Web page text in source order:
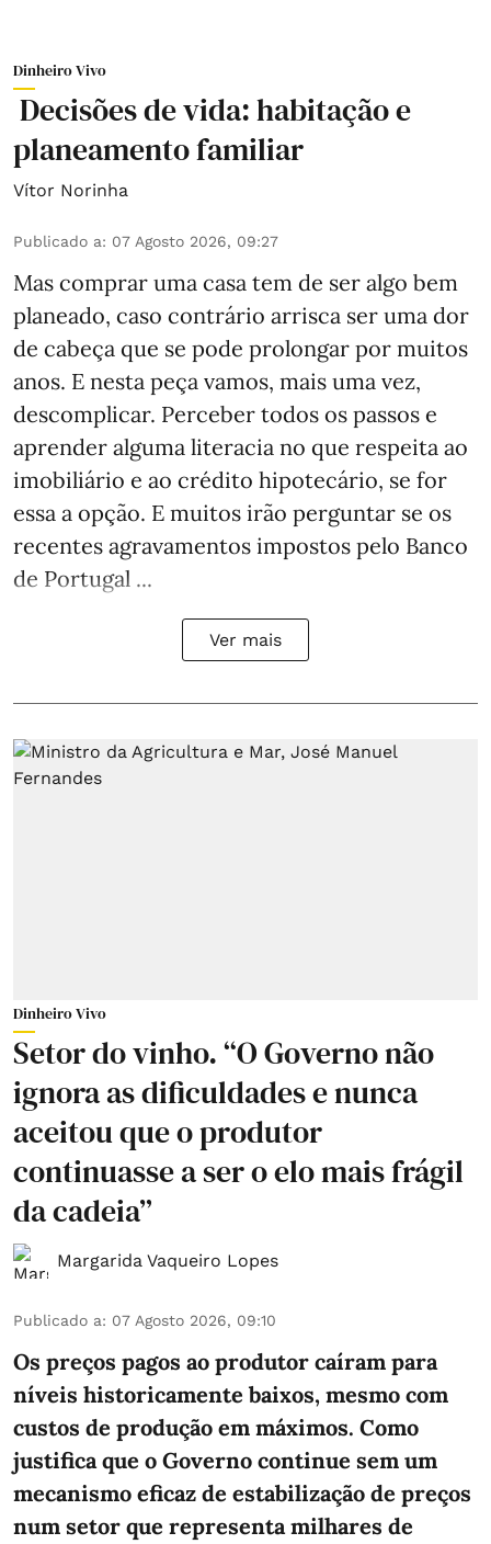
Dinheiro Vivo
Decisões de vida: habitação e
planeamento familiar
Vítor Norinha
Publicado a: 07 Agosto 2026, 09:27
Mas comprar uma casa tem de ser algo bem
planeado, caso contrário arrisca ser uma dor
de cabeça que se pode prolongar por muitos
anos. E nesta peça vamos, mais uma vez,
descomplicar. Perceber todos os passos e
aprender alguma literacia no que respeita ao
imobiliário e ao crédito hipotecário, se for
essa a opção. E muitos irão perguntar se os
recentes agravamentos impostos pelo Banco
de Portugal ...
Ver mais
Dinheiro Vivo
Setor do vinho. “O Governo não
ignora as dificuldades e nunca
aceitou que o produtor
continuasse a ser o elo mais frágil
da cadeia”
Margarida Vaqueiro Lopes
Publicado a: 07 Agosto 2026, 09:10
Os preços pagos ao produtor caíram para
níveis historicamente baixos, mesmo com
custos de produção em máximos. Como
justifica que o Governo continue sem um
mecanismo eficaz de estabilização de preços
num setor que representa milhares de